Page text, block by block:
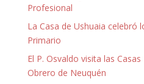
Profesional
La Casa de Ushuaia celebró
Primario
El P. Osvaldo visita las
Obrero de Neuquén